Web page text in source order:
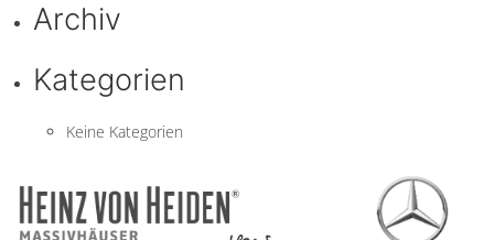
Archiv
Kategorien
Keine Kategorien